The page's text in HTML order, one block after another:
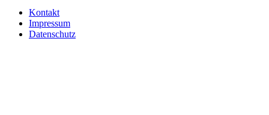
Kontakt
Impressum
Datenschutz